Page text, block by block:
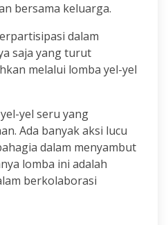
bersama keluarga.
dalam
saja yang turut
melalui lomba yel-yel
yel seru yang
Ada banyak aksi lucu
dalam menyambut
lomba ini adalah
berkolaborasi